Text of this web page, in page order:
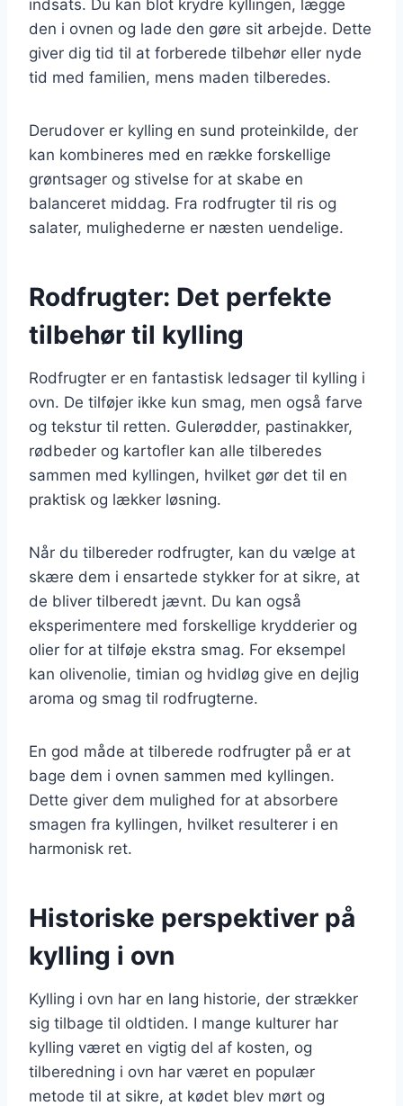
indsats. Du kan blot krydre kyllingen, lægge
den i ovnen og lade den gøre sit arbejde. Dette
giver dig tid til at forberede tilbehør eller nyde
tid med familien, mens maden tilberedes.
Derudover er kylling en sund proteinkilde, der
kan kombineres med en række forskellige
grøntsager og stivelse for at skabe en
balanceret middag. Fra rodfrugter til ris og
salater, mulighederne er næsten uendelige.
Rodfrugter: Det perfekte
tilbehør til kylling
Rodfrugter er en fantastisk ledsager til kylling i
ovn. De tilføjer ikke kun smag, men også farve
og tekstur til retten. Gulerødder, pastinakker,
rødbeder og kartofler kan alle tilberedes
sammen med kyllingen, hvilket gør det til en
praktisk og lækker løsning.
Når du tilbereder rodfrugter, kan du vælge at
skære dem i ensartede stykker for at sikre, at
de bliver tilberedt jævnt. Du kan også
eksperimentere med forskellige krydderier og
olier for at tilføje ekstra smag. For eksempel
kan olivenolie, timian og hvidløg give en dejlig
aroma og smag til rodfrugterne.
En god måde at tilberede rodfrugter på er at
bage dem i ovnen sammen med kyllingen.
Dette giver dem mulighed for at absorbere
smagen fra kyllingen, hvilket resulterer i en
harmonisk ret.
Historiske perspektiver på
kylling i ovn
Kylling i ovn har en lang historie, der strækker
sig tilbage til oldtiden. I mange kulturer har
kylling været en vigtig del af kosten, og
tilberedning i ovn har været en populær
metode til at sikre, at kødet blev mørt og